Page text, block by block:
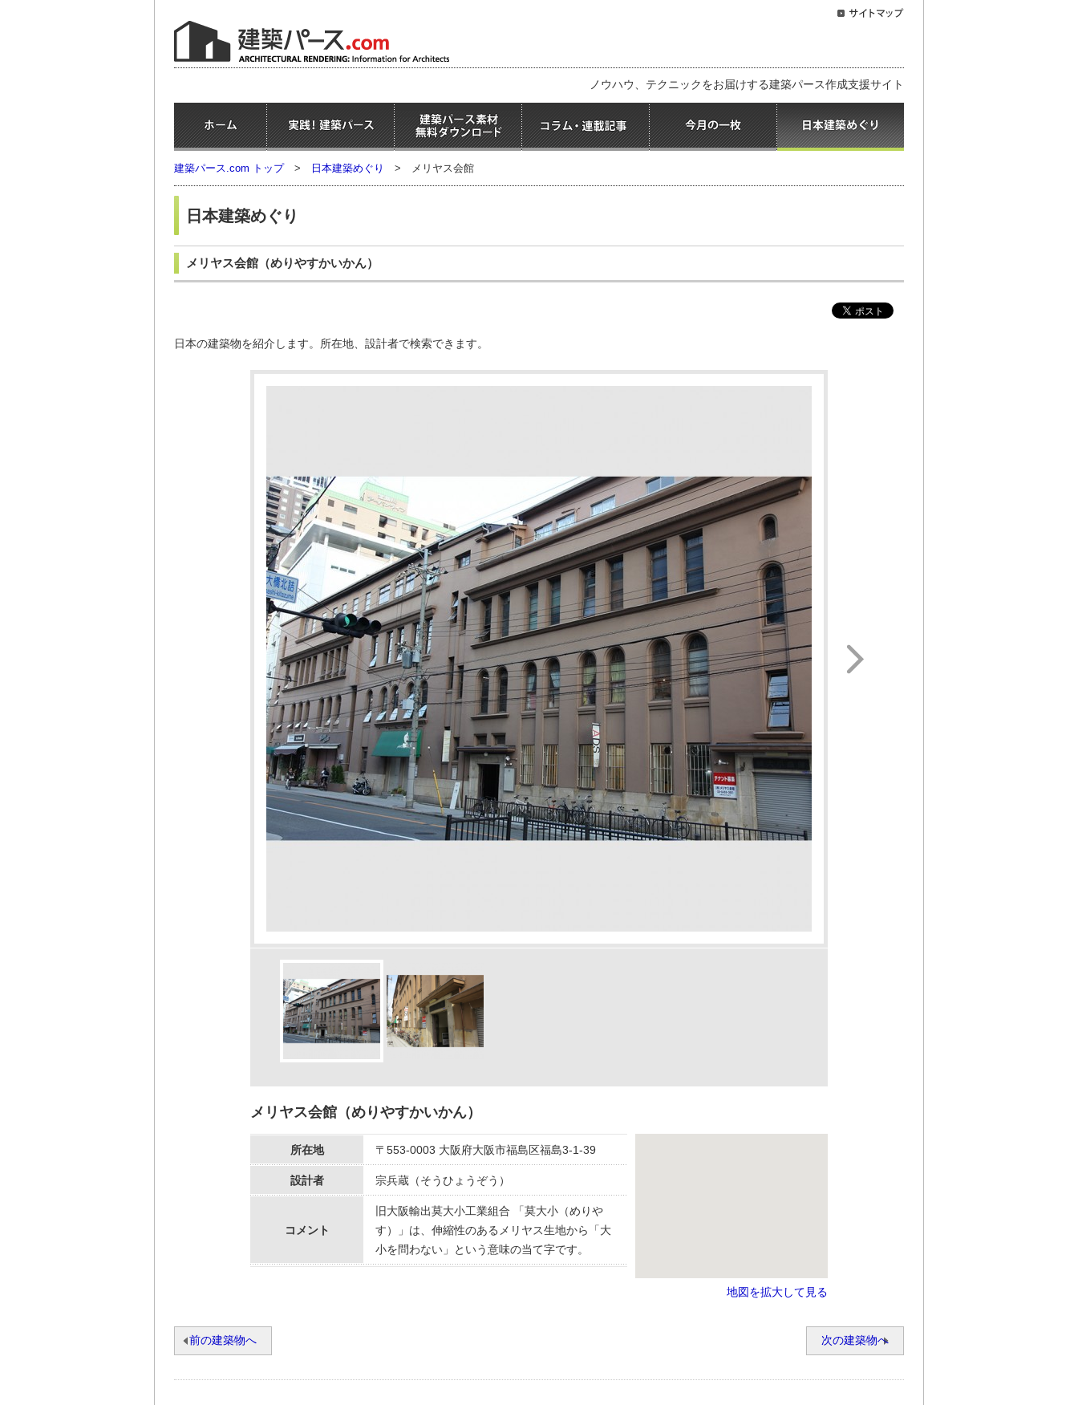
ノウハウ、テクニックをお届けする建築パース作成支援サイト
建築パース.com トップ > 日本建築めぐり > メリヤス会館
日本建築めぐり
メリヤス会館 （めりやすかいかん）
日本の建築物を紹介します。所在地、設計者で検索できます。
メリヤス会館（めりやすかいかん）
所在地 〒553-0003 大阪府大阪市福島区福島3-1-39
設計者 宗兵蔵（そうひょうぞう）
コメント
旧大阪輸出莫大小工業組合 「莫大小（めりや
す）」は、伸縮性のあるメリヤス生地から「大
小を問わない」という意味の当て字です。
地図を拡大して見る
前の建築物へ 次の建築物へ